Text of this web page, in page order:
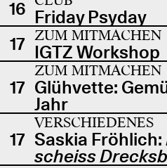
16 Friday Psyday
17 ZUM MITMACHEN
IGTZ Workshop
17
ZUM MITMACHEN
Glühvette:
Jahr
17
VERSCHIEDENES
Saskia Fröhlich:
scheiss